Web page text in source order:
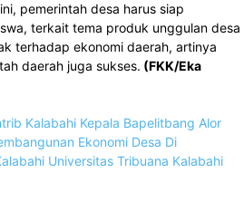
pemerintah desa harus siap
terkait tema produk unggulan desa
terhadap ekonomi daerah, artinya
daerah juga sukses. (FKK/Eka
Kalabahi Kepala Bapelitbang Alor
Ekonomi Desa Di
Universitas Tribuana Kalabahi